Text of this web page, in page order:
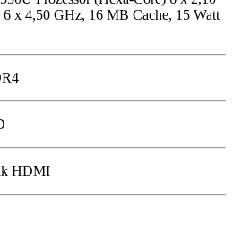
x 4,50 GHz, 16 MB Cache, 15 Watt
HDMI